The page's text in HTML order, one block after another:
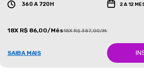
360 A 720H 2 A 12
18X R$ 86,00/Mês18X R$ 387,00/Mês
SAIBA MAIS